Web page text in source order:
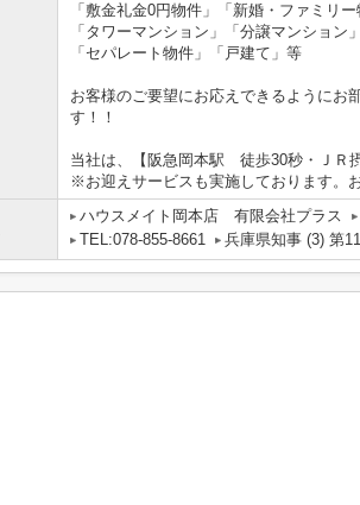
「敷金礼金0円物件」「新婚・ファミリ
「タワーマンション」「分譲マンション
「セパレート物件」「戸建て」等
お客様のご要望にお応えできるようにお
す！！
当社は、【阪急岡本駅 徒歩30秒・ＪＲ
※お迎えサービスも実施しております。
ハウスメイト岡本店 有限会社プラス
TEL:078-855-8661
兵庫県知事 (3) 第